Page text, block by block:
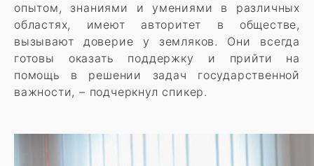
опытом, знаниями и умениями в различных
областях, имеют авторитет в обществе,
вызывают доверие у земляков. Они всегда
готовы оказать поддержку и прийти на
помощь в решении задач государственной
важности, – подчеркнул спикер.